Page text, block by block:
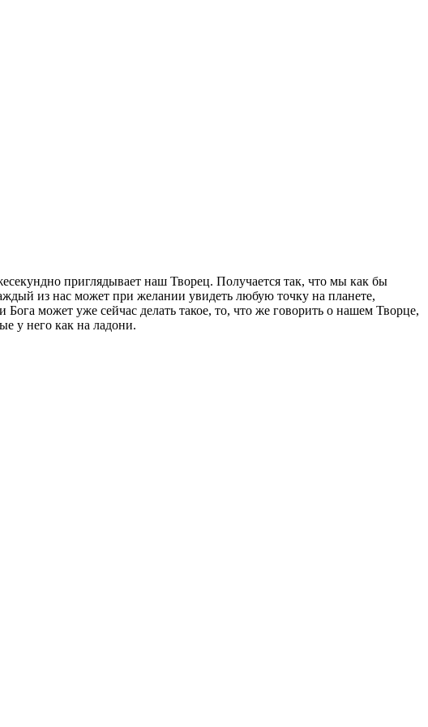
приглядывает наш Творец. Получается так, что мы как бы
из нас может при желании увидеть любую точку на планете,
может уже сейчас делать такое, то, что же говорить о нашем Творце,
у него как на ладони.